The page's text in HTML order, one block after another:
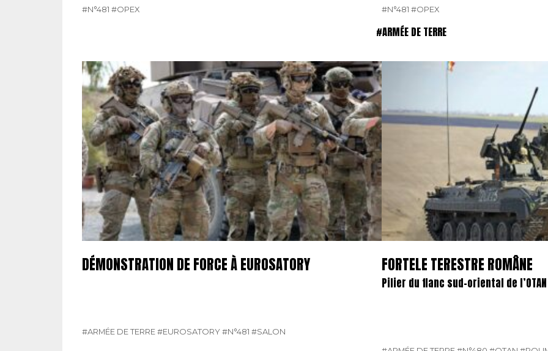
#N°481 #OPEX #N°481 #OPEX
#ARMÉE DE TERRE
DÉMONSTRATION DE FORCE À EUROSATORY
#ARMÉE DE TERRE#EUROSATORY#N°481 #SALON
FORTELE TERESTRE ROMÂNE
Pilier du flanc sud-oriental de